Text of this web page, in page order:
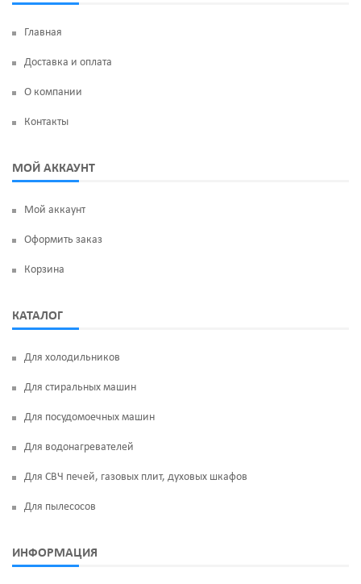
Главная
Доставка и оплата
О компании
Контакты
МОЙ АККАУНТ
Мой аккаунт
Оформить заказ
Корзина
КАТАЛОГ
Для холодильников
Для стиральных машин
Для посудомоечных машин
Для водонагревателей
Для СВЧ печей, газовых плит, духовых шкафов
Для пылесосов
ИНФОРМАЦИЯ